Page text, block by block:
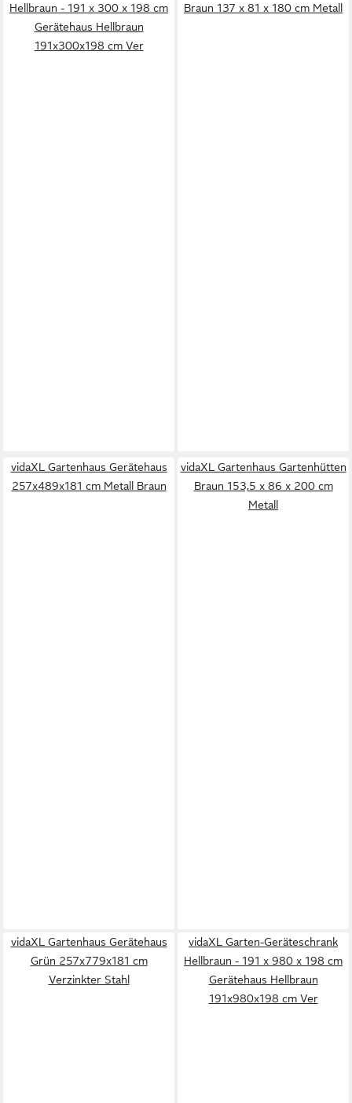
Hellbraun - 191 x 300 x 198 cm
Gerätehaus Hellbraun
191x300x198 cm Ver
Braun 137 x 81 x 180 cm Metall
vidaXL Gartenhaus Gerätehaus
257x489x181 cm Metall Braun
vidaXL Gartenhaus Gartenhütten
Braun 153,5 x 86 x 200 cm
Metall
vidaXL Gartenhaus Gerätehaus
Grün 257x779x181 cm
Verzinkter Stahl
vidaXL Garten-Geräteschrank
Hellbraun - 191 x 980 x 198 cm
Gerätehaus Hellbraun
191x980x198 cm Ver